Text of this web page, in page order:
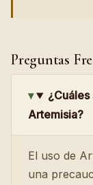
Preguntas
Artemisia?
El uso de
una